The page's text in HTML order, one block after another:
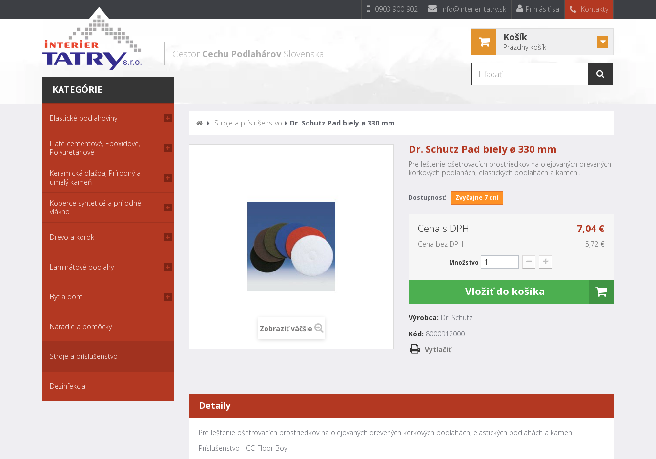
0903 900 902 info@interier-tatry.sk Prihlásiť sa Kontakty
Gestor Cechu Podlahárov Slovenska
Košík
Prázdny košík
KATEGÓRIE
Elastické podlahoviny
Liaté cementové, Epoxidové,
Polyuretánové
Keramická dlažba, Prírodný a
umelý kameň
Koberce synteticé a prírodné
vlákno
Drevo a korok
Laminátové podlahy
Byt a dom
Náradie a pomôcky
Stroje a príslušenstvo
Dezinfekcia
Stroje a príslušenstvo Dr. Schutz Pad biely ø 330 mm
Dr. Schutz Pad biely ø 330 mm
Pre leštenie ošetrovacích prostriedkov na olejovaných drevených
korkových podlahách, elastických podlahách a kameni.
Dostupnosť: Zvyčajne 7 dní
Cena s DPH 7,04 €
Cena bez DPH 5,72 €
Množstvo
Vložiť do košíka
Výrobca: Dr. Schutz
Kód: 8000912000
Vytlačiť
Zobraziť väčšie
Detaily
Pre leštenie ošetrovacích prostriedkov na olejovaných drevených korkových podlahách, elastických podlahách a kameni.
Príslušenstvo - CC-Floor Boy